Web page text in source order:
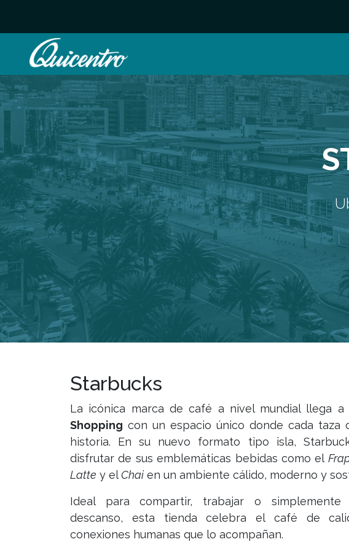
Starbucks
La icónica marca de café a nivel mundial llega a
Shopping con un espacio único donde cada taza
historia. En su nuevo formato tipo isla,
disfrutar de sus emblemáticas bebidas como el
Latte y elChai en un ambiente cálido, moderno y
Ideal para compartir, trabajar o
descanso, esta tienda celebra el café de
conexiones humanas que lo acompañan.